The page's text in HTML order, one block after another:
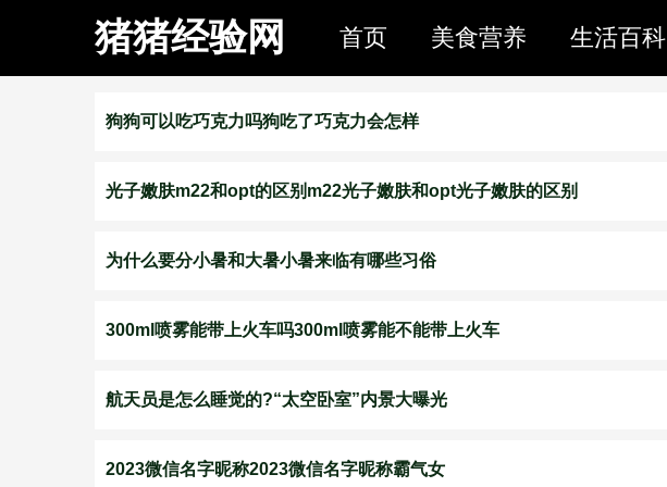
猪猪经验网 首页 美食营养 生活百科
狗狗可以吃巧克力吗狗吃了巧克力会怎样
光子嫩肤m22和opt的区别m22光子嫩肤和opt光子嫩肤的区别
为什么要分小暑和大暑小暑来临有哪些习俗
300ml喷雾能带上火车吗300ml喷雾能不能带上火车
航天员是怎么睡觉的?“太空卧室”内景大曝光
2023微信名字昵称2023微信名字昵称霸气女